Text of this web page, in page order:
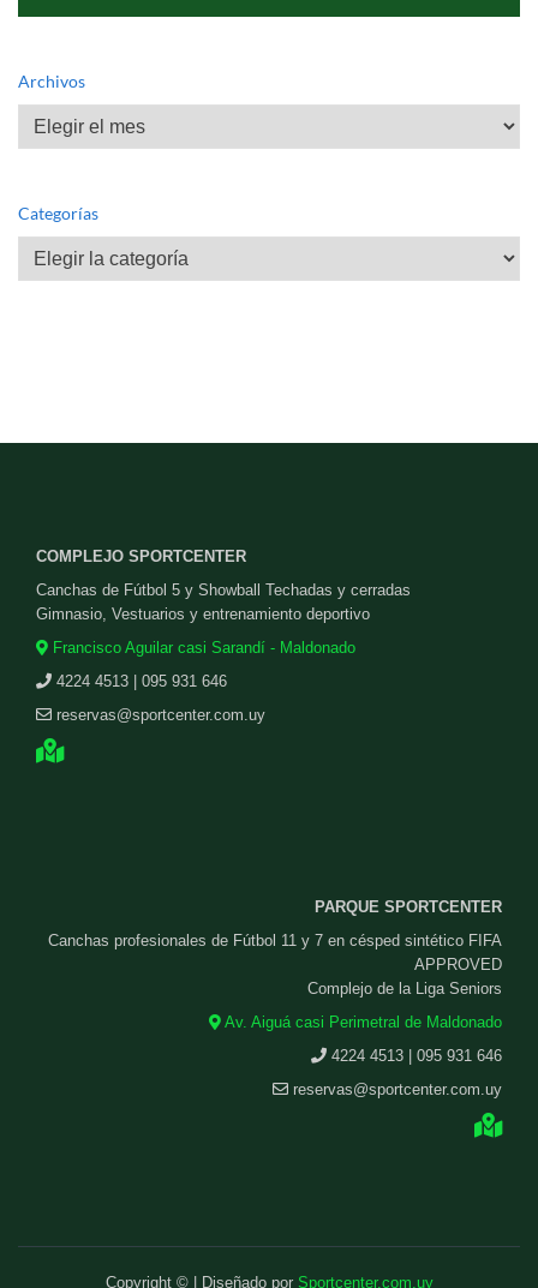
Archivos
Archivos
Categorías
Categorías
COMPLEJO SPORTCENTER
Canchas de Fútbol 5 y Showball Techadas y cerradas
Gimnasio, Vestuarios y entrenamiento deportivo
Francisco Aguilar casi Sarandí - Maldonado
4224 4513 | 095 931 646
reservas@sportcenter.com.uy
PARQUE SPORTCENTER
Canchas profesionales de Fútbol 11 y 7 en césped sintético FIFA
APPROVED
Complejo de la Liga Seniors
Av. Aiguá casi Perimetral de Maldonado
4224 4513 | 095 931 646
reservas@sportcenter.com.uy
Copyright © | Diseñado por Sportcenter.com.uy